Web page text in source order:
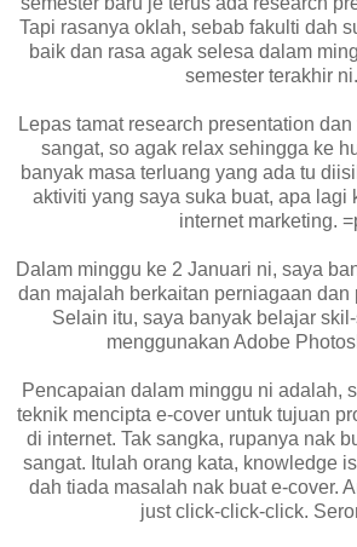
Tapi rasanya oklah, sebab fakulti dah
baik dan rasa agak selesa dalam
semester terakhir ni.
Lepas tamat research presentation
sangat, so agak relax sehingga ke
banyak masa terluang yang ada tu
aktiviti yang saya suka buat, apa lagi
internet marketing.
Dalam minggu ke 2 Januari ni, saya
dan majalah berkaitan perniagaan dan
Selain itu, saya banyak belajar
menggunakan Adobe
Pencapaian dalam minggu ni adalah,
teknik mencipta e-cover untuk tujuan
di internet. Tak sangka, rupanya nak
sangat. Itulah orang kata, knowledge
dah tiada masalah nak buat e-cover.
just click-click-click.